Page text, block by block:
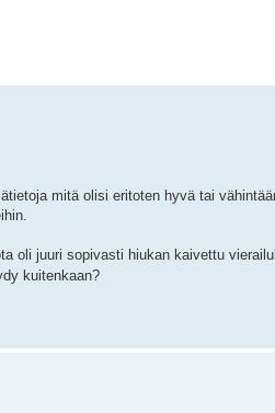
mitä olisi eritoten hyvä tai
oli juuri sopivasti hiukan kaivettu
kuitenkaan?